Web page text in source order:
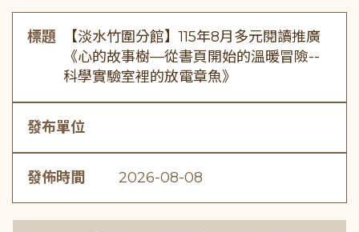
標題
【淡水竹圍分館】115年8月多元閱讀推廣
《心的故事樹—從書頁開始的溫暖冒險--
科學實驗室裡的放電章魚》
發布單位
發佈時間 2026-08-08